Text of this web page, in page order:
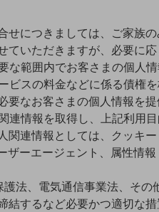
せにつきましては、ご家族
いただきますが、必要に
な範囲内でお客さまの個人
ビスの料金などに係る債
なお客さまの個人情報を提
連情報を取得し、上記利
関連情報としては、クッキ
ーエージェント、属性情
法、電気通信事業法、そ
するなど必要かつ適切な措